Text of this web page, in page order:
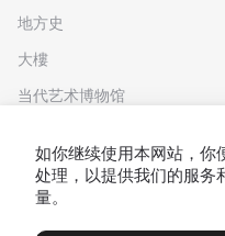
地方史
大樓
当代艺术博物馆
如你继续使用本网站，你
处理，以提供我们的服务
量。